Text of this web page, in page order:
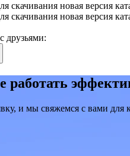
скачивания новая версия
скачивания новая версия
друзьями:
работать
и мы свяжемся с вами для